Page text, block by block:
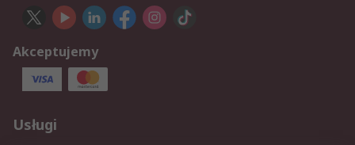
Akceptujemy
Usługi